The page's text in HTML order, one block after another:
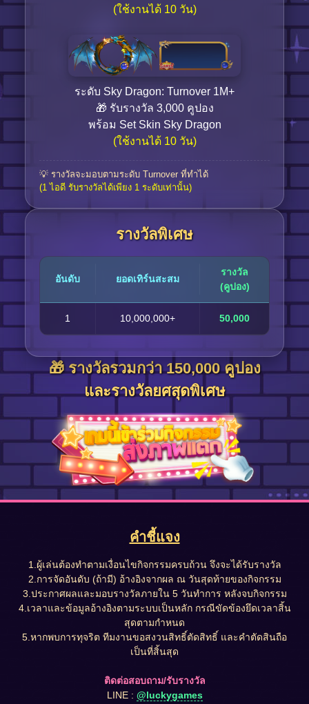
(ใช้งานได้ 10 วัน)
ระดับ Sky Dragon: Turnover 1M+
🎁 รับรางวัล 3,000 คูปอง
พร้อม Set Skin Sky Dragon
(ใช้งานได้ 10 วัน)
💡 รางวัลจะมอบตามระดับ Turnover ที่ทำได้
(1 ไอดี รับรางวัลได้เพียง 1 ระดับเท่านั้น)
รางวัลพิเศษ
อันดับ ยอดเทิร์นสะสม
รางวัล
(คูปอง)
1 10,000,000+ 50,000
🎁 รางวัลรวมกว่า 150,000 คูปอง
และรางวัลยศสุดพิเศษ
คำชี้แจง
1.ผู้เล่นต้องทำตามเงื่อนไขกิจกรรมครบถ้วน จึงจะได้รับรางวัล
2.การจัดอันดับ (ถ้ามี) อ้างอิงจากผล ณ วันสุดท้ายของกิจกรรม
3.ประกาศผลและมอบรางวัลภายใน 5 วันทำการ หลังจบกิจกรรม
4.เวลาและข้อมูลอ้างอิงตามระบบเป็นหลัก กรณีขัดข้องยึดเวลาสิ้น
สุดตามกำหนด
5.หากพบการทุจริต ทีมงานขอสงวนสิทธิ์ตัดสิทธิ์ และคำตัดสินถือ
เป็นที่สิ้นสุด
ติดต่อสอบถาม/รับรางวัล
LINE : @luckygames